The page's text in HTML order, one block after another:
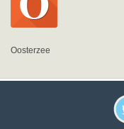
Oosterzee